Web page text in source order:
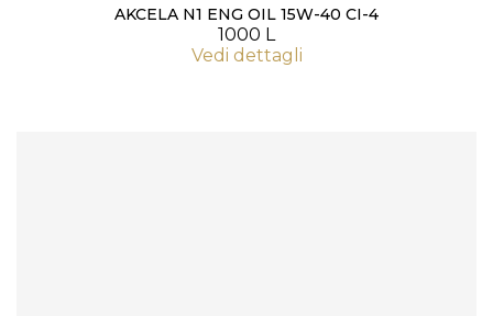
AKCELA N1 ENG OIL 15W-40 CI-4
1000 L
Vedi dettagli